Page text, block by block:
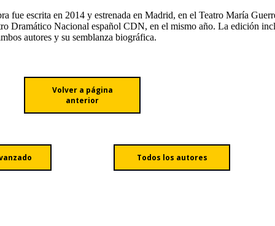
fue escrita en 2014 y estrenada en Madrid, en el Teatro María
Dramático Nacional español CDN, en el mismo año. La edición
autores y su semblanza biográfica.
Volver a página
anterior
Todos los autores